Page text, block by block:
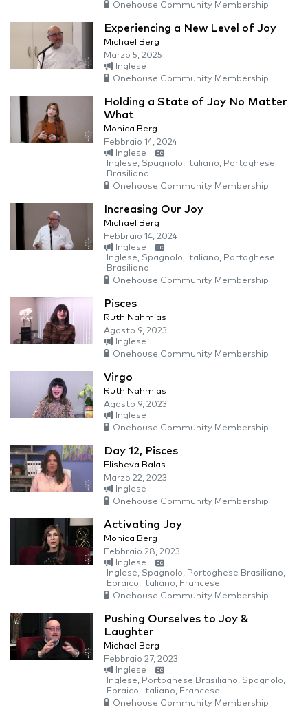
Onehouse Community Membership
Experiencing a New Level of Joy
Michael Berg
Marzo 5, 2025
Inglese
Onehouse Community Membership
Holding a State of Joy No Matter
What
Monica Berg
Febbraio 14, 2024
Inglese
Inglese, Spagnolo, Italiano, Portoghese
Brasiliano
Onehouse Community Membership
Increasing Our Joy
Michael Berg
Febbraio 14, 2024
Inglese
Inglese, Spagnolo, Italiano, Portoghese
Brasiliano
Onehouse Community Membership
Pisces
Ruth Nahmias
Agosto 9, 2023
Inglese
Onehouse Community Membership
Virgo
Ruth Nahmias
Agosto 9, 2023
Inglese
Onehouse Community Membership
Day 12, Pisces
Elisheva Balas
Marzo 22, 2023
Inglese
Onehouse Community Membership
Activating Joy
Monica Berg
Febbraio 28, 2023
Inglese
Inglese, Spagnolo, Portoghese Brasiliano,
Ebraico, Italiano, Francese
Onehouse Community Membership
Pushing Ourselves to Joy &
Laughter
Michael Berg
Febbraio 27, 2023
Inglese
Inglese, Portoghese Brasiliano, Spagnolo,
Ebraico, Italiano, Francese
Onehouse Community Membership